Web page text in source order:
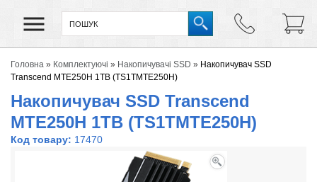
Головна » Комплектуючі » Накопичувачі SSD » Накопичувач SSD
Transcend MTE250H 1TB (TS1TMTE250H)
Накопичувач SSD Transcend
MTE250H 1TB (TS1TMTE250H)
Код товару: 17470